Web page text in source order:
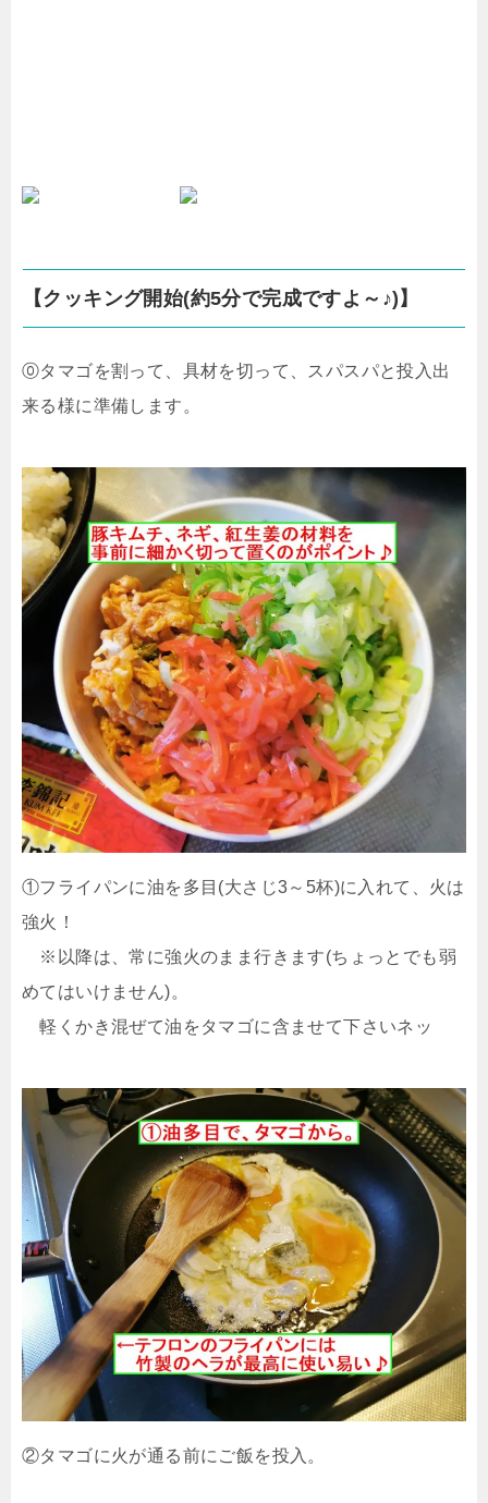
【クッキング開始(約5分で完成ですよ～♪)】
⓪タマゴを割って、具材を切って、スパスパと投入出
来る様に準備します。
①フライパンに油を多目(大さじ3～5杯)に入れて、火は
強火！
※以降は、常に強火のまま行きます(ちょっとでも弱
めてはいけません)。
軽くかき混ぜて油をタマゴに含ませて下さいネッ
②タマゴに火が通る前にご飯を投入。